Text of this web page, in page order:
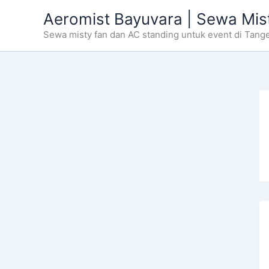
Aeromist Bayuvara | Sewa
Sewa misty fan dan AC standing untuk event di